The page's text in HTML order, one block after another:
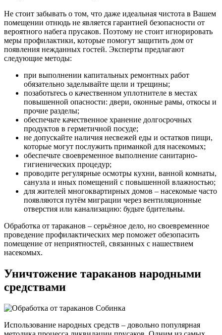
Не стоит забывать о том, что даже идеальная чистота в Вашем
помещении отнюдь не является гарантией безопасности от
вероятного набега прусаков. Поэтому не стоит игнорировать
меры профилактики, которые помогут защитить дом от
появления нежданных гостей. Эксперты предлагают
следующие методы:
при выполнении капитальных ремонтных работ
обязательно заделывайте щели и трещины;
позаботьтесь о качественном уплотнителе в местах
повышенной опасности: двери, оконные рамы, откосы и
прочие разделы;
обеспечьте качественное хранение долгосрочных
продуктов в герметичной посуде;
не допускайте наличия несвежей еды и остатков пищи,
которые могут послужить приманкой для насекомых;
обеспечьте своевременное выполнение санитарно-
гигиенических процедур;
проводите регулярные осмотры кухни, ванной комнаты,
санузла и иных помещений с повышенной влажностью;
для жителей многоквартирных домов – насекомые часто
появляются путём миграции через вентиляционные
отверстия или канализацию: будьте бдительны.
Обработка от тараканов – серьёзное дело, но своевременное
проведение профилактических мер поможет обезопасить
помещение от неприятностей, связанных с нашествием
насекомых.
Уничтожение тараканов народными
средствами
Использование народных средств – довольно популярная